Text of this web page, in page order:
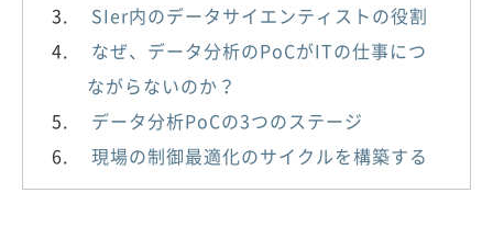
SIer内のデータサイエンティストの役割
なぜ、データ分析のPoCがITの仕事につ
ながらないのか？
データ分析PoCの3つのステージ
現場の制御最適化のサイクルを構築する